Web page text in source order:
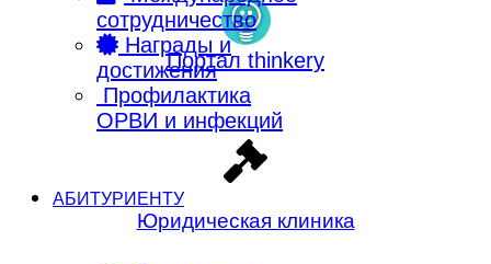
сотрудничество
Награды и
достижения
Профилактика
ОРВИ и инфекций
АБИТУРИЕНТУ
Портал thinkery
Юридическая клиника